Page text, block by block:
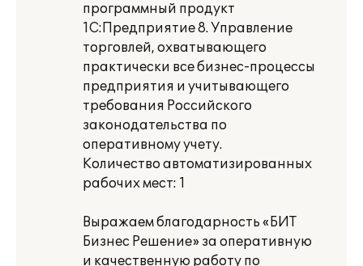
программный продукт
1С:Предприятие 8. Управление
торговлей, охватывающего
практически все бизнес-процессы
предприятия и учитывающего
требования Российского
законодательства по
оперативному учету.
Количество автоматизированных
рабочих мест: 1
Выражаем благодарность «БИТ
Бизнес Решение» за оперативную
и качественную работу по